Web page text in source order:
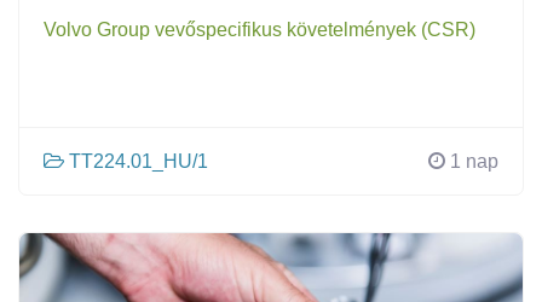
Volvo Group vevőspecifikus követelmények (CSR)
TT224.01_HU/1 1 nap